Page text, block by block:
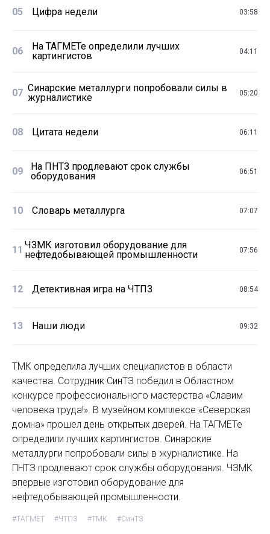
05 Цифра недели 03:58
06
На ТАГМЕТе определили лучших
картингистов
04:11
07 Синарские металлурги попробовали силы в
журналистике
05:20
08 Цитата недели 06:11
09
На ПНТЗ продлевают срок службы
оборудования
06:51
10 Словарь металлурга 07:07
11 ЧЗМК изготовил оборудование для
нефтедобывающей промышленности
07:56
12 Детективная игра на ЧТПЗ 08:54
13 Наши люди 09:32
ТМК определила лучших специалистов в области
качества. Сотрудник СинТЗ победил в Областном
конкурсе профессионального мастерства «Славим
человека труда!». В музейном комплексе «Северская
домна» прошел день открытых дверей. На ТАГМЕТе
определили лучших картингистов. Синарские
металлурги попробовали силы в журналистике. На
ПНТЗ продлевают срок службы оборудования. ЧЗМК
впервые изготовил оборудование для
нефтедобывающей промышленности.
#ТАГМЕТ #ЧТПЗ #ТМК #СинТЗ